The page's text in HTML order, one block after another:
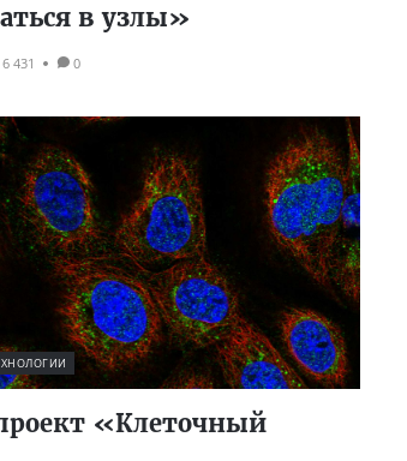
в узлы»
6 431 0
«Клеточный